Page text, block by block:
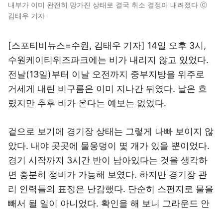
내부가 이미 완전히 망가진 상태로 결국 취소 결정이 내려졌다 ⓒ
김태우 기자
[스포티비뉴스=수원, 김태우 기자] 14일 오후 3시,
수원케이티위즈파크에는 비가 내리지 않고 있었다.
전날(13일)부터 이날 오전까지 중부지방을 위주로
거세게 내린 비구름은 이미 지나간 뒤였다. 날은 흐
렸지만 추후 비가 온다는 예보는 없었다.
겉으로 보기에 경기장 상태는 그렇게 나빠 보이지 않
았다. 내야 곳곳에 물웅덩이 몇 개가 있을 뿐이었다.
경기 시작까지 3시간 반이 남아있다는 것을 생각하
면 충분히 정비가 가능해 보였다. 하지만 경기장 관
리 인력들의 표정은 난감했다. 단순히 스펀지로 물을
빼서 될 일이 아니었다. 확인을 해 보니 그라운드 안